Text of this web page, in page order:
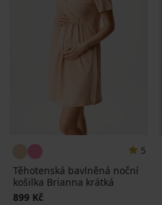
5
Těhotenská bavlněná noční
košilka Brianna krátká
899 Kč